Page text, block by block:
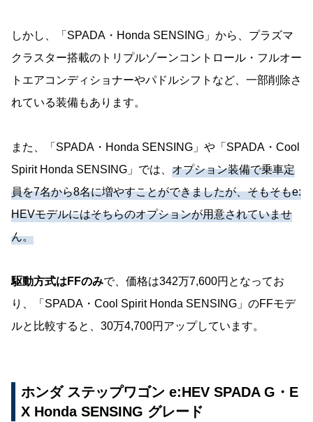
しかし、「SPADA・Honda SENSING」から、プラズマ
クラスター搭載のトリプルゾーンコントロール・フルオー
トエアコンディショナーやパドルシフトなど、一部削除さ
れている装備もあります。
また、「SPADA・Honda SENSING」や「SPADA・Cool
Spirit Honda SENSING」では、 オプション装備で乗車定
員を7名から8名に増やすことができましたが、そもそもe:
HEVモデルにはそちらのオプションが用意されていませ
ん。
駆動方式はFFのみで、価格は342万7,600円となってお
り、「SPADA・Cool Spirit Honda SENSING」のFFモデ
ルと比較すると、30万4,700円アップしています。
ホンダ ステップワゴン e:HEV SPADA G・E
X Honda SENSING グレード